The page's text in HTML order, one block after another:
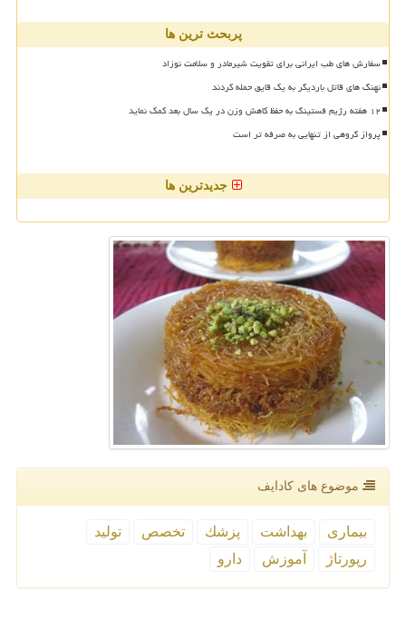
پربحث ترین ها
سفارش های طب ایرانی برای تقویت شیرمادر و سلامت نوزاد
نهنگ های قاتل باردیگر به یک قایق حمله کردند
۱۲ هفته رژیم فستینگ به حفظ کاهش وزن در یک سال بعد کمک نماید
پرواز گروهی از تنهایی به صرفه تر است
جدیدترین ها
موضوع های كادایف
بیماری بهداشت پزشك تخصص
تولید
رپورتاژ
آموزش دارو